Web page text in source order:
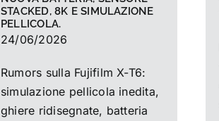
STACKED, 8K E SIMULAZIONE
PELLICOLA.
24/06/2026
Rumors sulla Fujifilm X-T6:
simulazione pellicola inedita,
ghiere ridisegnate, batteria